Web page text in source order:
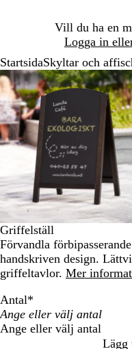
Vill du ha en
Logga in
1
StartsidaSkyltar och
bild
Zoomat
till
minimum
Klicka
för
utöka
Använd
plus-
för
att
zooma
in
och
ut
och
för
att
panorera
Bild
1
av
2
Griffelställ
Förvandla
handskriven design.
griffeltavlor. Mer
Antal*
Ange eller välj antal
Lägg